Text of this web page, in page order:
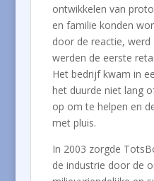
ontwikkelen van
en familie konden
door de reactie,
werden de eerste
Het bedrijf kwam in
het duurde niet lang
op om te helpen en
met pluis.
In 2003 zorgde
de industrie door de